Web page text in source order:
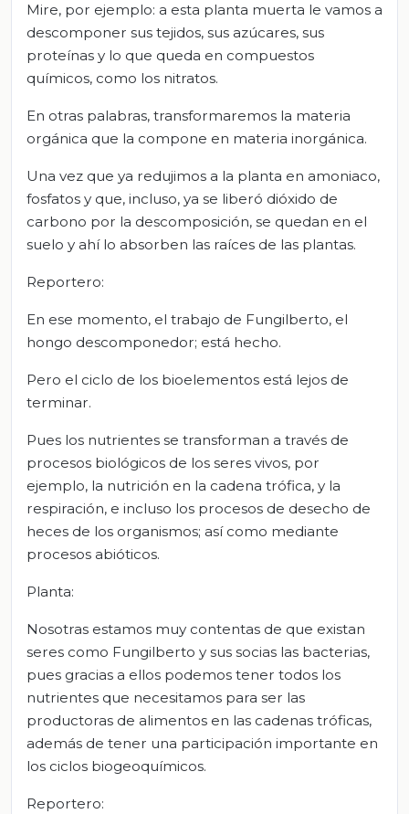
Mire, por ejemplo: a esta planta muerta le vamos a
descomponer sus tejidos, sus azúcares, sus
proteínas y lo que queda en compuestos
químicos, como los nitratos.
En otras palabras, transformaremos la materia
orgánica que la compone en materia inorgánica.
Una vez que ya redujimos a la planta en amoniaco,
fosfatos y que, incluso, ya se liberó dióxido de
carbono por la descomposición, se quedan en el
suelo y ahí lo absorben las raíces de las plantas.
Reportero:
En ese momento, el trabajo de Fungilberto, el
hongo descomponedor; está hecho.
Pero el ciclo de los bioelementos está lejos de
terminar.
Pues los nutrientes se transforman a través de
procesos biológicos de los seres vivos, por
ejemplo, la nutrición en la cadena trófica, y la
respiración, e incluso los procesos de desecho de
heces de los organismos; así como mediante
procesos abióticos.
Planta:
Nosotras estamos muy contentas de que existan
seres como Fungilberto y sus socias las bacterias,
pues gracias a ellos podemos tener todos los
nutrientes que necesitamos para ser las
productoras de alimentos en las cadenas tróficas,
además de tener una participación importante en
los ciclos biogeoquímicos.
Reportero: